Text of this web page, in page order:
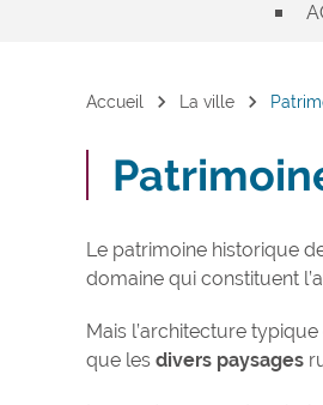
Accueil chevron_right La ville chevron_right
Le patrimoine historique
domaine qui constituent
Mais l’architecture typique
que les divers paysages